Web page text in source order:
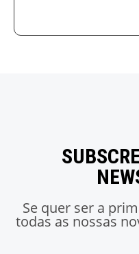
Se quer ser a
todas as nossas